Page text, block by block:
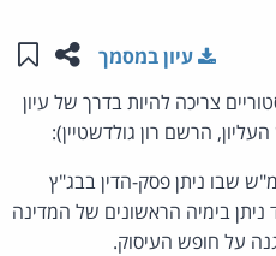
שתפו
עיון במסמך
צריכה להיות בדרך של עיון
הרשם רון גולדשטיין):
שבו ניתן פסק-הדין בבג"ץ
ניתן בימיה הראשונים של המדינה
על חופש העיסוק.